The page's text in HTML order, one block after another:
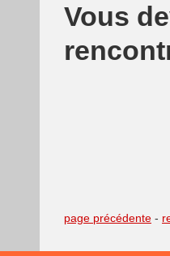
Vous
page précédente -